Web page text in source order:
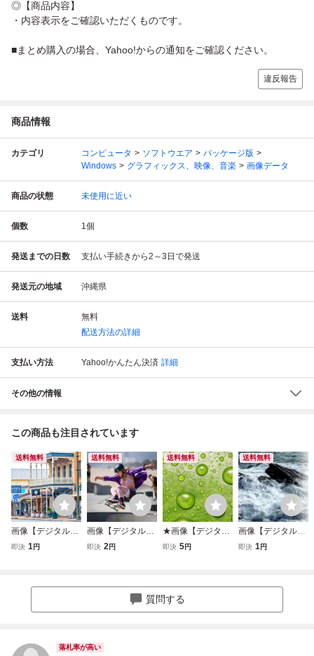
◎【商品内容】
・内容表示をご確認いただくものです。
■まとめ購入の場合、Yahoo!からの通知をご確認ください。
違反報告
商品情報
カテゴリ コンピュータ ソフトウエア
パッケージ版
Windows
グラフィックス、映像、音楽 画像データ
商品の状態 未使用に近い
個数 1個
発送までの日数 支払い手続きから2～3日で発送
発送元の地域 沖縄県
送料
無料
配送方法の詳細
支払い方法 Yahoo!かんたん決済 詳細
その他の情報
この商品も注目されています
送料無料
画像【デジタルデ
ータ】
即決 1円
送料無料
画像【デジタルデ
ータ】
即決 2円
送料無料
★画像【デジタル
データ】★
即決 5円
送料無料
画像【デジタルデ
ータ】
即決 1円
質問する
落札率が高い